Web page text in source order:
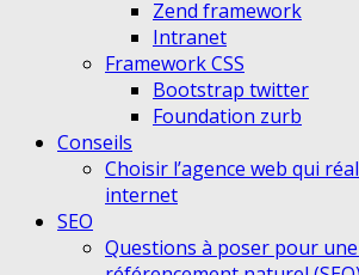
Zend framework
Intranet
Framework CSS
Bootstrap twitter
Foundation zurb
Conseils
Choisir l’agence web qui
internet
SEO
Questions à poser pour